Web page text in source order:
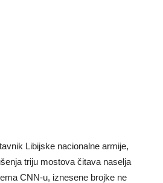
Libijske nacionalne armije,
triju mostova čitava naselja
CNN-u, iznesene brojke ne